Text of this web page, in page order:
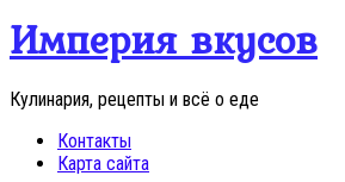
Перейти
контенту
Империя вкусов
Кулинария, рецепты и всё о еде
Контакты
Карта сайта